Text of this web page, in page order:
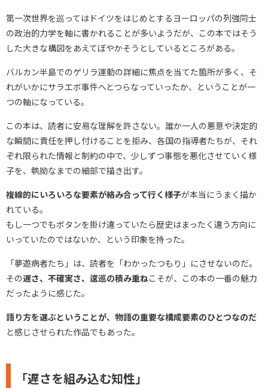
第一次世界を巡ってはドイツをはじめとするヨーロッパの列強同士
の政治的力学を軸に書かれることが多いようだが、この本ではそう
した大きな構図をあえてぼやかそうとしているところがある。
バルカン半島でのゲリラ運動の詳細に焦点を当てた箇所が多く、そ
れがいかにサラエボ事件へとつらなっていったか、ということが一
つの軸になっている。
この本は、読者に安易な理解を許さない。誰か一人の悪意や決定的
な瞬間に責任を押し付けることを拒み、各国の指導者たちが、それ
ぞれ限られた情報と制約の中で、少しずつ事態を悪化させていく様
子を、執拗なまでの細部で描き出す。
複線的にいろいろな要素が絡み合って行く様子が本当にうまく描か
れている。
もし一つでもボタンを掛け違っていたら歴史はまったく違う方向に
いっていたのではないか、という印象を持った。
「夢遊病者たち」は、読者を「わかったつもり」にさせないのだ。
その遅さ、不確実さ、逡巡の積み重ねこそが、この本の一番の魅力
だったように感じた。
語り方を選ぶということが、物語の重要な構成要素のひとつなのだ
と感じさせられた作品でもあった。
「遅さを組み込む知性」